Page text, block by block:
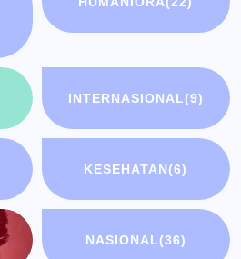
INTERNASIONAL(9)
KESEHATAN(6)
NASIONAL(36)